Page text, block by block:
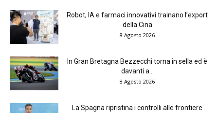
Robot, IA e farmaci innovativi trainano l’export
della Cina
8 Agosto 2026
In Gran Bretagna Bezzecchi torna in sella ed è
davanti a...
8 Agosto 2026
La Spagna ripristina i controlli alle frontiere